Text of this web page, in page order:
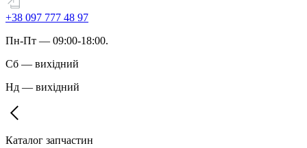
+38 097 777 48 97
Пн-Пт — 09:00-18:00.
Сб — вихідний
Нд — вихідний
Каталог запчастин